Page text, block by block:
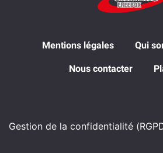
Mentions légales Qui
Nous contacter
Gestion de la confidentialité